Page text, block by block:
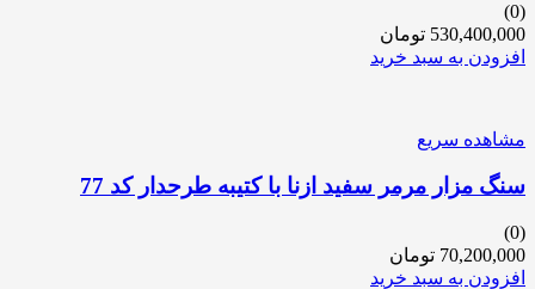
(0)
530,400,000 تومان
افزودن به سبد خرید
مشاهده سریع
سنگ مزار مرمر سفید ازنا با کتیبه طرحدار کد 77
(0)
70,200,000 تومان
افزودن به سبد خرید